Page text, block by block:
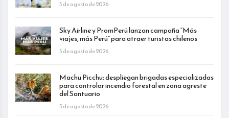
5 de agosto de 2026
Sky Airline y PromPerú lanzan campaña “Más
viajes, más Perú” para atraer turistas chilenos
5 de agosto de 2026
Machu Picchu: despliegan brigadas especializadas
para controlar incendio forestal en zona agreste
del Santuario
5 de agosto de 2026